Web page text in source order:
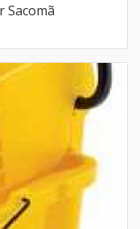
Sacomã